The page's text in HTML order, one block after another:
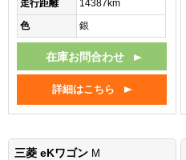
走行距離
14387km
色
銀
在庫お問合わせ
詳細はこちら
三菱 eKワゴン M